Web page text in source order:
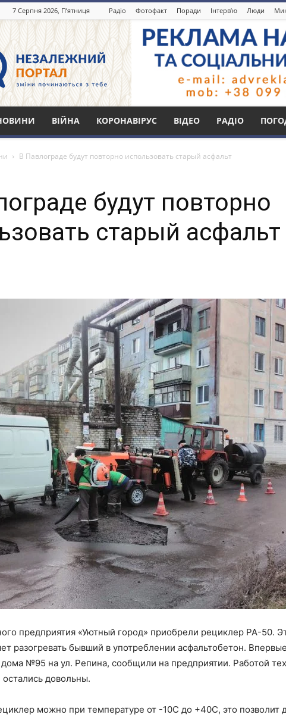
7 Серпня 2026, П’ятниця Радіо Фотофакт Поради Інтерв’ю Люди
Незалежний
портал
Павлоград.dp.ua
ВІЙНА КОРОНАВІРУС ВІДЕО РАДІО
В Павлограде будут повторно использовать старый асфальт
будут повторно
старый асфальт
предприятия «Уютный город» приобрели рециклер РА-50.
разогревать бывший в употреблении асфальтобетон.
№95 на ул. Репина, сообщили на предприятии. Работой
довольны.
можно при температуре от -10С до +40С, это позволит